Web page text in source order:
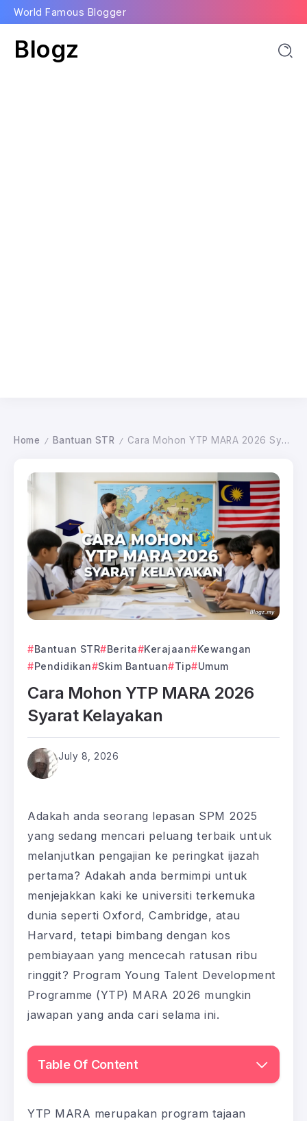
World Famous Blogger
Blogz
Home / Bantuan STR / Cara Mohon YTP MARA 2026 Syarat Kelayakan
Bantuan STR Berita Kerajaan
Kewangan
Pendidikan
Skim Bantuan Tip Umum
Cara Mohon YTP MARA 2026
Syarat Kelayakan
July 8, 2026
Adakah anda seorang lepasan SPM 2025
yang sedang mencari peluang terbaik untuk
melanjutkan pengajian ke peringkat ijazah
pertama? Adakah anda bermimpi untuk
menjejakkan kaki ke universiti terkemuka
dunia seperti Oxford, Cambridge, atau
Harvard, tetapi bimbang dengan kos
pembiayaan yang mencecah ratusan ribu
ringgit? Program Young Talent Development
Programme (YTP) MARA 2026 mungkin
jawapan yang anda cari selama ini.
Table Of Content
YTP MARA merupakan program tajaan